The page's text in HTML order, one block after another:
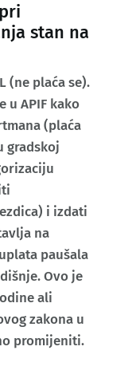
stan na
(ne plaća se).
u APIF kako
(plaća
gradskoj
i izdati
na
paušala
Ovo je
ali
zakona u
promijeniti.